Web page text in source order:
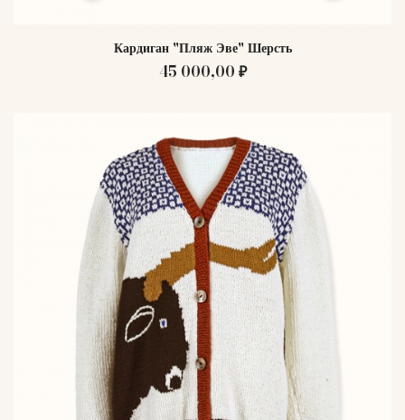
Кардиган "Пляж Эве" Шерсть
45 000,00 ₽